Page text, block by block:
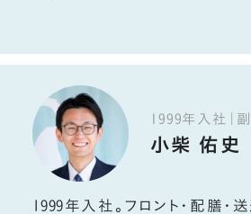
1999年入社｜
小柴 佑史
1999年入社。フロント・配膳・